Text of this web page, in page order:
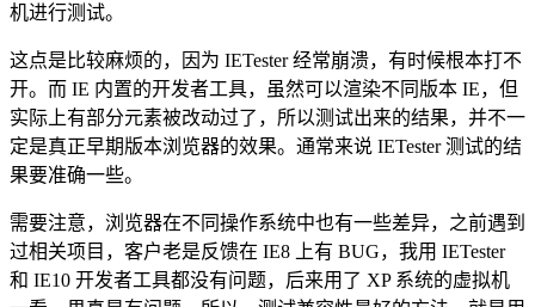
机进行测试。
这点是比较麻烦的，因为 IETester 经常崩溃，有时候根本打不
开。而 IE 内置的开发者工具，虽然可以渲染不同版本 IE，但
实际上有部分元素被改动过了，所以测试出来的结果，并不一
定是真正早期版本浏览器的效果。通常来说 IETester 测试的结
果要准确一些。
需要注意，浏览器在不同操作系统中也有一些差异，之前遇到
过相关项目，客户老是反馈在 IE8 上有 BUG，我用 IETester
和 IE10 开发者工具都没有问题，后来用了 XP 系统的虚拟机